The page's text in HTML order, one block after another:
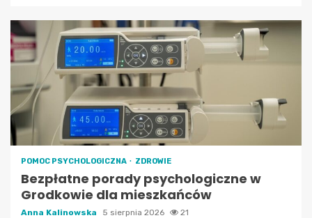
POMOC PSYCHOLOGICZNA ZDROWIE
Bezpłatne porady psychologiczne w
Grodkowie dla mieszkańców
Anna Kalinowska 5 sierpnia 2026 21